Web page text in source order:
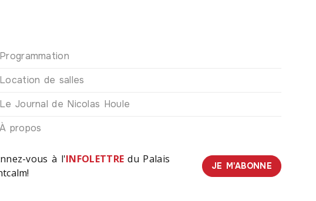
Programmation
Location de salles
Le Journal de Nicolas Houle
À propos
vous à l'INFOLETTRE du Palais
JE M'ABONNE